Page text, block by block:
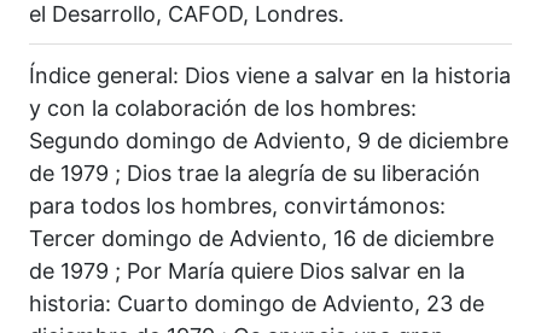
el Desarrollo, CAFOD, Londres.
Índice general: Dios viene a salvar en la historia
y con la colaboración de los hombres:
Segundo domingo de Adviento, 9 de diciembre
de 1979 ; Dios trae la alegría de su liberación
para todos los hombres, convirtámonos:
Tercer domingo de Adviento, 16 de diciembre
de 1979 ; Por María quiere Dios salvar en la
historia: Cuarto domingo de Adviento, 23 de